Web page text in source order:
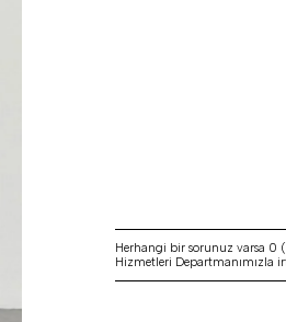
Herhangi bir sorunuz varsa
Hizmetleri Departmanımızla